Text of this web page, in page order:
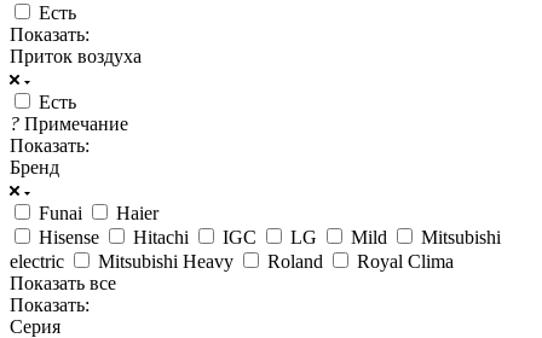
Есть
Показать:
Приток воздуха
Есть
? Примечание
Показать:
Бренд
Funai
Haier
Hisense
Hitachi IGC LG Mild
Mitsubishi
electric
Mitsubishi Heavy Roland
Royal Clima
Показать все
Показать:
Серия